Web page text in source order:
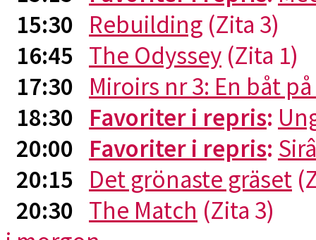
15:30 Rebuilding (Zita 3)
16:45 The Odyssey (Zita 1)
17:30 Miroirs nr 3: En båt
18:30 Favoriter i repris:
20:00 Favoriter i repris:
20:15 Det grönaste gräset
20:30 The Match (Zita 3)